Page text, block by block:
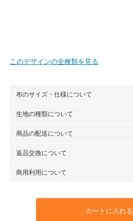
このデザインの全種類を見る
布のサイズ・仕様について
布の長さは50cm単位での販売になり
場合 → 購入数量「7」
生地の種類について
・現在、すべてのデザインのプリン
ットン（ダブルガーゼ）・100％コッ
トンリネン（ビエラ織）・100％コッ
100％コットン（キャンバス・11号帆
生地見本サンプル（無料）を購入
商品の配送について
・ネコポスでの配送は、布は2mまで
も送料の表示が600円となり宅急便で
となります。
※万が一、検品時に不備が見つかった
返品交換について
・布はご注文後に注文数量のみをプリ
や用尺をお間違えのないようお願い
と違う、などの理由での返品は承れ
商用利用について
利用いただけます。「nunocoto
カートに入れる